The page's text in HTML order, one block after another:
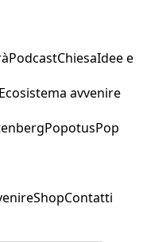
PodcastChiesaIdee e
Ecosistema avvenire
PopotusPop
ShopContatti